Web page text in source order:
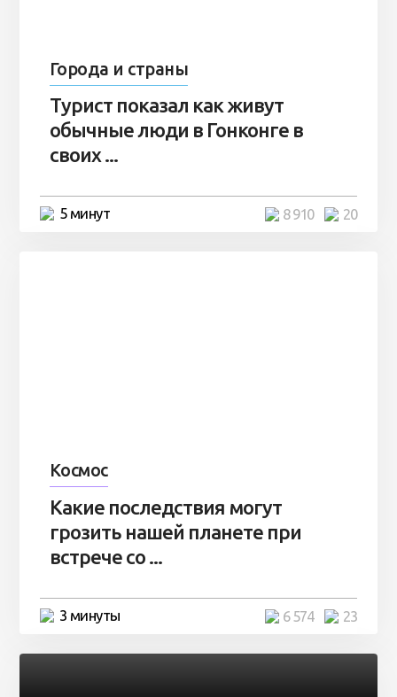
Города и страны
Турист показал как живут
обычные люди в Гонконге в
своих ...
5 минут 20
8 910
Космос
Какие последствия могут
грозить нашей планете при
встрече со ...
3 минуты 23
6 574